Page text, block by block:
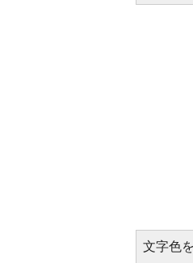
文字色